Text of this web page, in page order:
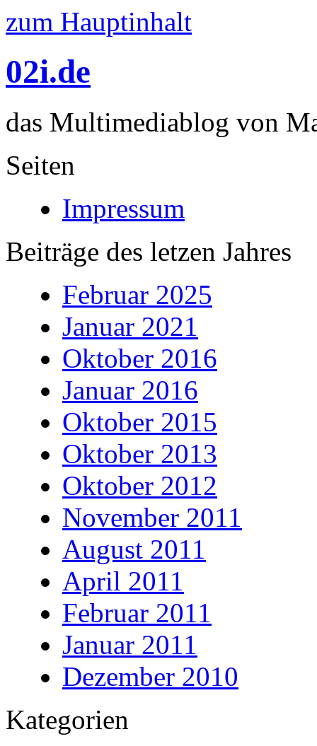
zum Hauptinhalt
02i.de
das Multimediablog von
Seiten
Impressum
Beiträge des letzen Jahres
Februar 2025
Januar 2021
Oktober 2016
Januar 2016
Oktober 2015
Oktober 2013
Oktober 2012
November 2011
August 2011
April 2011
Februar 2011
Januar 2011
Dezember 2010
Kategorien